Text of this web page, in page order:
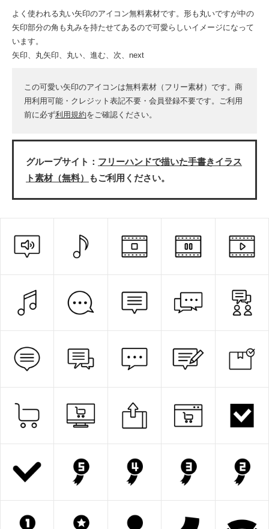
よく使われる丸い矢印のアイコン無料素材です。形も丸いですが中の
矢印部分の角も丸みを持たせてあるので可愛らしいイメージになって
います。
矢印、丸矢印、丸い、進む、次、next
この可愛い矢印のアイコンは無料素材（フリー素材）です。商
用利用可能・クレジット表記不要・会員登録不要です。ご利用
前に必ず利用規約をご確認ください。
グループサイト： フリーハンドで描いた手書きイラス
ト素材（無料）
もご利用ください。